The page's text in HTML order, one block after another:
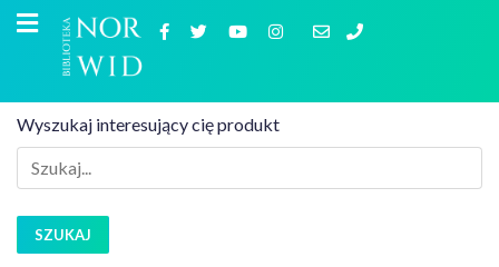
Wyszukaj interesujący cię produkt
SZUKAJ